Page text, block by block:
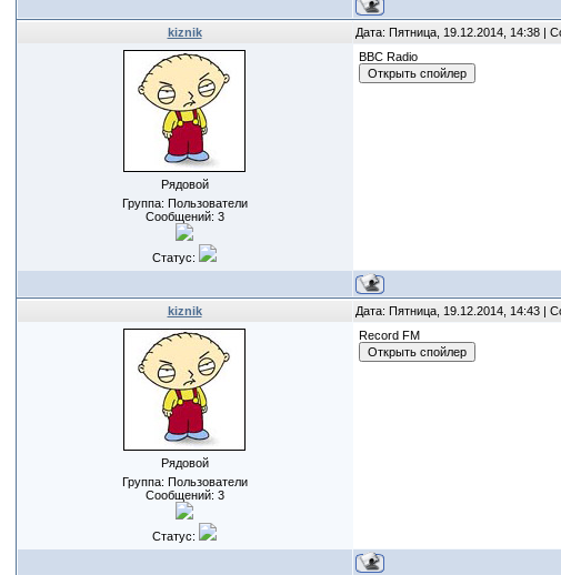
kiznik Дата: Пятница, 19.12.2014, 14:38 |
Рядовой
Группа: Пользователи
Сообщений: 3
Статус:
BBC Radio
kiznik Дата: Пятница, 19.12.2014, 14:43 |
Рядовой
Группа: Пользователи
Сообщений: 3
Статус:
Record FM